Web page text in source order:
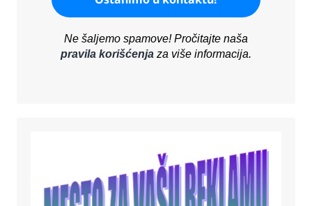
Ne šaljemo spamove! Pročitajte naša
pravila korišćenjaza više informacija.